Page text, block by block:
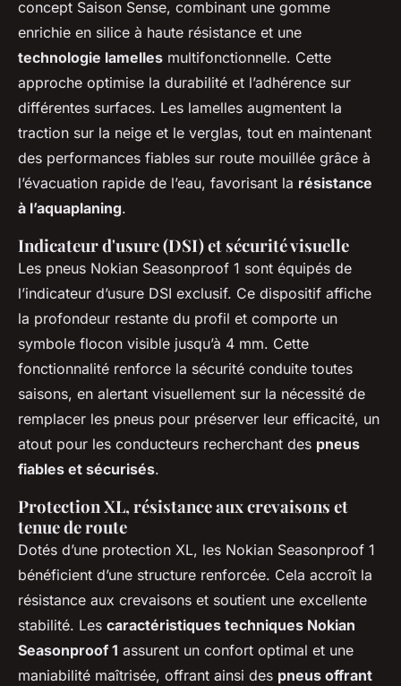
concept Saison Sense, combinant une gomme
enrichie en silice à haute résistance et une
technologie lamelles multifonctionnelle. Cette
approche optimise la durabilité et l’adhérence sur
différentes surfaces. Les lamelles augmentent la
traction sur la neige et le verglas, tout en maintenant
des performances fiables sur route mouillée grâce à
l’évacuation rapide de l’eau, favorisant la résistance
à l’aquaplaning.
Indicateur d'usure (DSI) et sécurité visuelle
Les pneus Nokian Seasonproof 1 sont équipés de
l’indicateur d’usure DSI exclusif. Ce dispositif affiche
la profondeur restante du profil et comporte un
symbole flocon visible jusqu’à 4 mm. Cette
fonctionnalité renforce la sécurité conduite toutes
saisons, en alertant visuellement sur la nécessité de
remplacer les pneus pour préserver leur efficacité, un
atout pour les conducteurs recherchant des pneus
fiables et sécurisés.
Protection XL, résistance aux crevaisons et
tenue de route
Dotés d’une protection XL, les Nokian Seasonproof 1
bénéficient d’une structure renforcée. Cela accroît la
résistance aux crevaisons et soutient une excellente
stabilité. Les caractéristiques techniques Nokian
Seasonproof 1 assurent un confort optimal et une
maniabilité maîtrisée, offrant ainsi des pneus offrant